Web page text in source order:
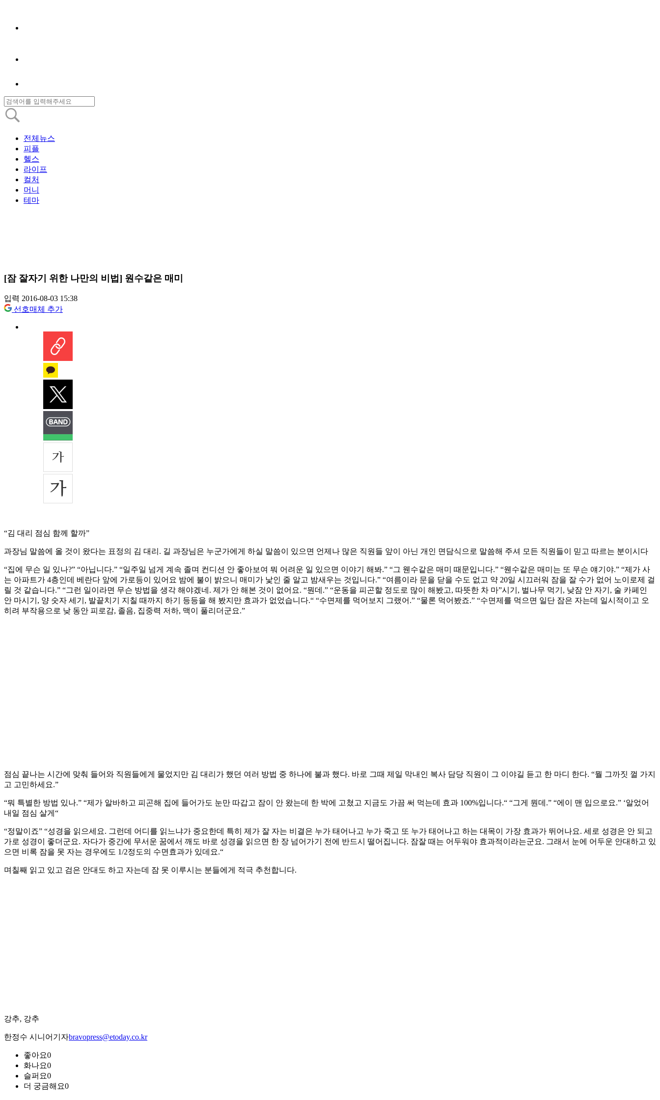
전체뉴스
피플
헬스
라이프
컬처
머니
테마
[잠 잘자기 위한 나만의 비법] 원수같은 매미
입력 2016-08-03 15:38
선호매체 추가
“김 대리 점심 함께 할까”
과장님 말씀에 올 것이 왔다는 표정의 김 대리. 길 과장님은 누군가에게 하실 말씀이 있으면 언제나 많은 직원들 앞이 아닌 개인 면담식으로 말씀해 주셔 모든 직원들이 믿고 따르는 분이시다
“집에 무슨 일 있나?” “아닙니다.” “일주일 넘게 계속 졸며 컨디션 안 좋아보여 뭐 어려운 일 있으면 이야기 해봐.” “그 웬수같은 매미 때문입니다.” “웬수같은 매미는 또 무슨 얘기야.” “제가 사
는 아파트가 4층인데 베란다 앞에 가로등이 있어요 밤에 불이 밝으니 매미가 낯인 줄 알고 밤새우는 것입니다.” “여름이라 문을 닫을 수도 없고 약 20일 시끄러워 잠을 잘 수가 없어 노이로제 걸
릴 것 같습니다.” “그런 일이라면 무슨 방법을 생각 해야겠네. 제가 안 해본 것이 없어요. “뭔데.” “운동을 피곤할 정도로 많이 해봤고, 따뜻한 차 마”시기, 벌나무 먹기, 낮잠 안 자기, 술 카페인
안 마시기, 양 숫자 세기, 발끝치기 지칠 때까지 하기 등등을 해 봤지만 효과가 없었습니다.“ “수면제를 먹어보지 그랬어.” “물론 먹어봤죠.” “수면제를 먹으면 일단 잠은 자는데 일시적이고 오
히려 부작용으로 낮 동안 피로감, 졸음, 집중력 저하, 맥이 풀리더군요.”
점심 끝나는 시간에 맞춰 들어와 직원들에게 물었지만 김 대리가 했던 여러 방법 중 하나에 불과 했다. 바로 그때 제일 막내인 복사 담당 직원이 그 이야길 듣고 한 마디 한다. “뭘 그까짓 껄 가지
고 고민하세요.”
“뭐 특별한 방법 있나.” “제가 알바하고 피곤해 집에 들어가도 눈만 따갑고 잠이 안 왔는데 한 박에 고쳤고 지금도 가끔 써 먹는데 효과 100%입니다.“ “그게 뭔데.” “에이 맨 입으로요.” ‘알었어
내일 점심 살게“
“정말이죠” “성경을 읽으세요. 그런데 어디를 읽느냐가 중요한데 특히 제가 잘 자는 비결은 누가 태어나고 누가 죽고 또 누가 태어나고 하는 대목이 가장 효과가 뛰어나요. 세로 성경은 안 되고
가로 성경이 좋더군요. 자다가 중간에 무서운 꿈에서 깨도 바로 성경을 읽으면 한 장 넘어가기 전에 반드시 떨어집니다. 잠잘 때는 어두워야 효과적이라는군요. 그래서 눈에 어두운 안대하고 있
으면 비록 잠을 못 자는 경우에도 1/2정도의 수면효과가 있데요.“
며칠째 읽고 있고 검은 안대도 하고 자는데 잠 못 이루시는 분들에게 적극 추천합니다.
강추, 강추
한정수 시니어기자bravopress@etoday.co.kr
좋아요0
화나요0
슬퍼요0
더 궁금해요0